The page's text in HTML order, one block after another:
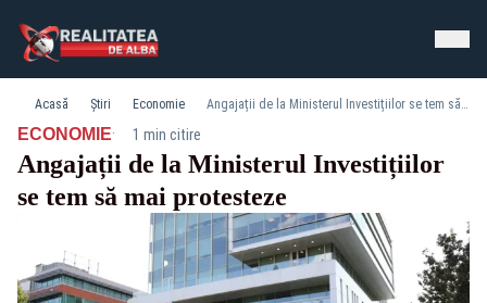
Acasă Știri Economie Angajații de la Ministerul Investițiilor se tem să mai protesteze
ECONOMIE· 1 min citire
Angajații de la Ministerul Investițiilor
se tem să mai protesteze